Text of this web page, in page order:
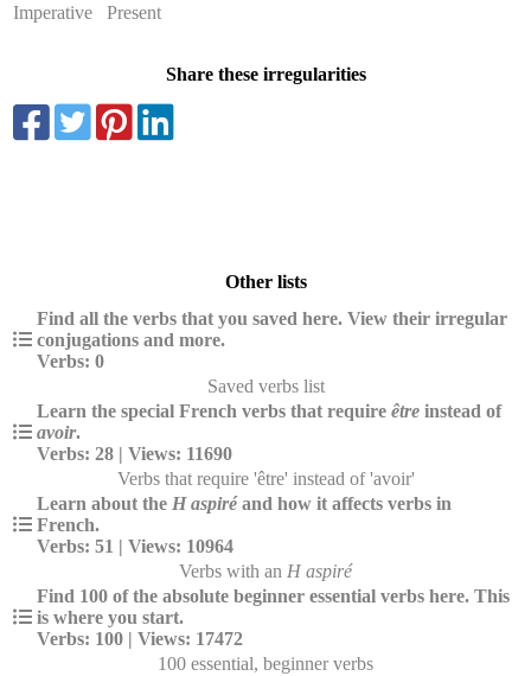
Imperative
Present
Share these irregularities
Other lists
Find all the verbs that you saved here. View their irregular
conjugations and more.
Verbs: 0
Saved verbs list
Learn the special French verbs that require être instead of
avoir.
Verbs: 28 | Views: 11690
Verbs that require 'être' instead of 'avoir'
Learn about the H aspiréand how it affects verbs in
French.
Verbs: 51 | Views: 10964
Verbs with an H aspiré
Find 100 of the absolute beginner essential verbs here. This
is where you start.
Verbs: 100 | Views: 17472
100 essential, beginner verbs